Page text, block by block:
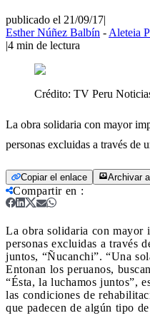
publicado el 21/09/17|
Esther Núñez Balbín - Aleteia
|4 min de lectura
Crédito: TV Peru
La obra solidaria con mayor
personas excluidas a través de
Copiar el enlace Archivar
Compartir en :
La obra solidaria con mayor
personas excluidas a través
juntos, “Ñucanchi”. “Una
Entonan los peruanos,
“Ésta, la luchamos juntos”,
las condiciones de
que padecen de algún tipo